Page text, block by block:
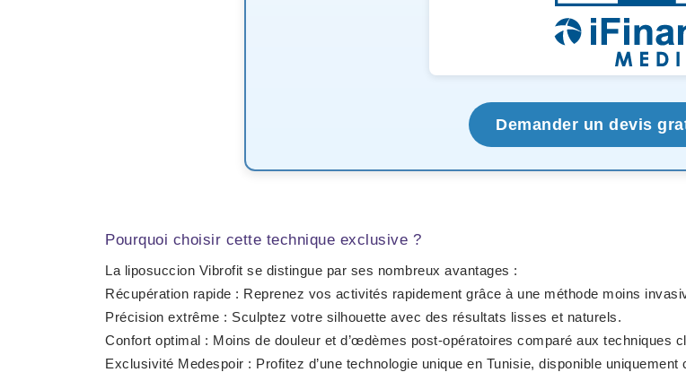
Demander un devis
Pourquoi choisir cette technique exclusive ?
La liposuccion Vibrofit se distingue par ses nombreux avantages :
Récupération rapide : Reprenez vos activités rapidement grâce à une méthode moins
Précision extrême : Sculptez votre silhouette avec des résultats lisses et naturels.
Confort optimal : Moins de douleur et d’œdèmes post-opératoires comparé aux techniques
Exclusivité Medespoir : Profitez d’une technologie unique en Tunisie, disponible uniquement